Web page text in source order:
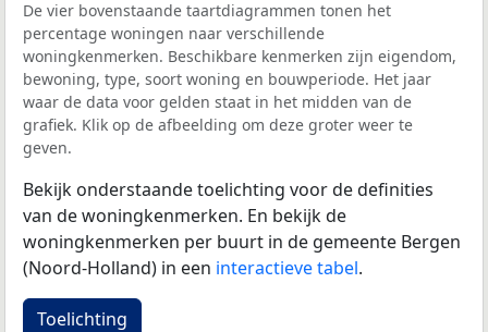
De vier bovenstaande taartdiagrammen tonen het
percentage woningen naar verschillende
woningkenmerken. Beschikbare kenmerken zijn eigendom,
bewoning, type, soort woning en bouwperiode. Het jaar
waar de data voor gelden staat in het midden van de
grafiek. Klik op de afbeelding om deze groter weer te
geven.
Bekijk onderstaande toelichting voor de definities
van de woningkenmerken. En bekijk de
woningkenmerken per buurt in de gemeente Bergen
(Noord-Holland) in een interactieve tabel.
Toelichting